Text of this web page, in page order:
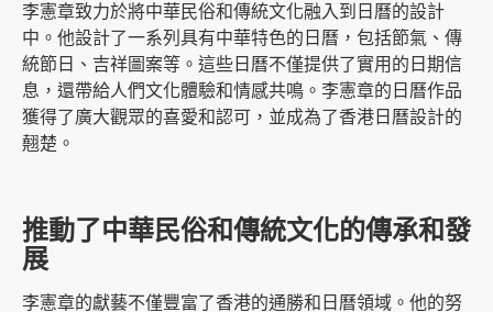
李憲章致力於將中華民俗和傳統文化融入到日曆的設計
中。他設計了一系列具有中華特色的日曆，包括節氣、傳
統節日、吉祥圖案等。這些日曆不僅提供了實用的日期信
息，還帶給人們文化體驗和情感共鳴。李憲章的日曆作品
獲得了廣大觀眾的喜愛和認可，並成為了香港日曆設計的
翹楚。
推動了中華民俗和傳統文化的傳承和發
展
李憲章的獻藝不僅豐富了香港的通勝和日曆領域。他的努